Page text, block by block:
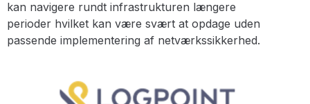
kan navigere rundt infrastrukturen længere
perioder hvilket kan være svært at opdage uden
passende implementering af netværkssikkerhed.